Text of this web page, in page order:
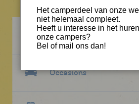
Het camperdeel van onze
niet helemaal compleet.
Heeft u interesse in het
onze campers?
Bel of mail ons dan!
Maak een afspraak
Occasions